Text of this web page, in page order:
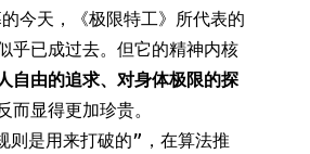
今天，《极限特工》所代表的
乎已成过去。但它的精神内核
自由的追求、对身体极限的探
而显得更加珍贵。
则是用来打破的”，在算法推